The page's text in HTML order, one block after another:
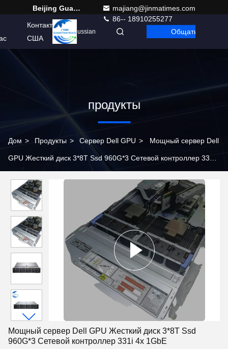
Beijing Guangtian Runze Technology Co., Ltd.
majiang@jinmatimes.com
86-- 18910255277
Контакт
США
Russian Общаться
продукты
Дом > Продукты > Сервер Dell GPU > Мощный сервер Dell
GPU Жесткий диск 3*8T Ssd 960G*3 Сетевой контроллер 331i
Мощный сервер Dell GPU Жесткий диск 3*8T Ssd
960G*3 Сетевой контроллер 331i 4x 1GbE